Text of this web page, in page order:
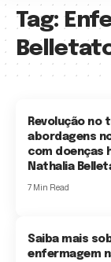
Tag:
Revolução no
abordagens
com doenças
Nathalia
7 Min Read
Saiba mais
enfermagem